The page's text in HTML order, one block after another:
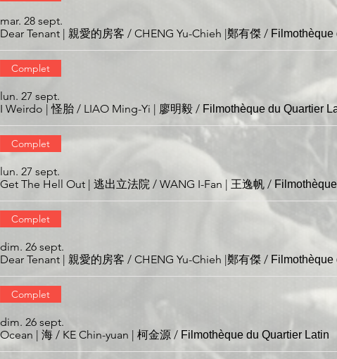
mar. 28 sept.
Dear Tenant | 親愛的房客 / CHENG Yu-Chieh |鄭有傑 / Filmothèque
Complet
lun. 27 sept.
I Weirdo | 怪胎 / LIAO Ming-Yi | 廖明毅 / Filmothèque du Quartier
Complet
lun. 27 sept.
Get The Hell Out | 逃出立法院 / WANG I-Fan | 王逸帆 /
Complet
dim. 26 sept.
Dear Tenant | 親愛的房客 / CHENG Yu-Chieh |鄭有傑 / Filmothèque
Complet
dim. 26 sept.
Ocean | 海 / KE Chin-yuan | 柯金源 / Filmothèque du Quartier Latin